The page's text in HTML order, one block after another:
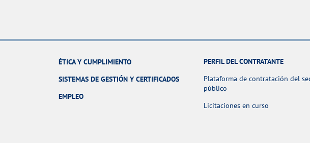
ÉTICA Y CUMPLIMIENTO
SISTEMAS DE GESTIÓN Y CERTIFICADOS
EMPLEO
PERFIL DEL CONTRATANTE
Plataforma de contratación del
público
Licitaciones en curso